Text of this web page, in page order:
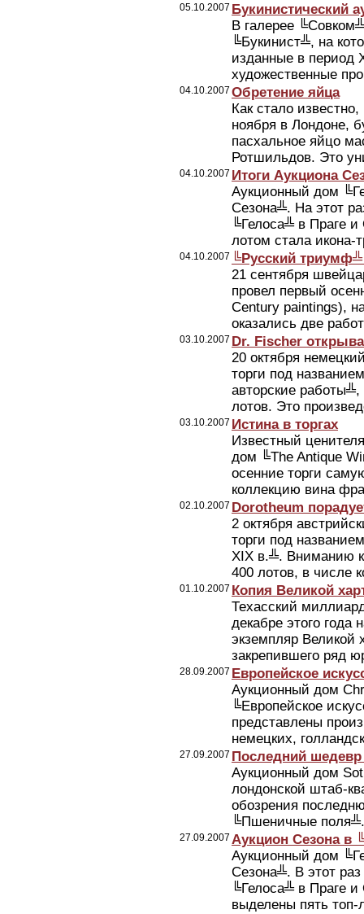
05.10.2007 Букинистический
В галерее
╚Букинист╩, на
изданные в период
художественные
04.10.2007 Обретение яйца
Как стало
ноября в Лондоне,
пасхальное яйцо
Ротшильдов. Это
04.10.2007 Итоги Аукциона
Аукционный дом
Сезона╩. На этот
╚Гелоса╩ в Праге
лотом стала икона-
04.10.2007 ╚Русский
21 сентября
провел первый
Century paintings),
оказались две
03.10.2007 Dr. Fischer
20 октября
торги под
авторские работы╩,
лотов. Это
03.10.2007 Истина в торгах
Известный
дом ╚The Antique
осенние торги
коллекцию вина
02.10.2007 Dorotheum
2 октября
торги под
XIX в.╩. Вниманию
400 лотов, в числе
01.10.2007 Копия Великой
Техасский
декабре этого года
экземпляр Великой
закрепившего ряд
28.09.2007 Европейское
Аукционный дом
╚Европейское
представлены
немецких,
27.09.2007 Последний шедевр
Аукционный дом
лондонской штаб-
обозрения
╚Пшеничные
27.09.2007 Аукцион Сезона в
Аукционный дом
Сезона╩. В этот
╚Гелоса╩ в Праге
выделены пять топ-